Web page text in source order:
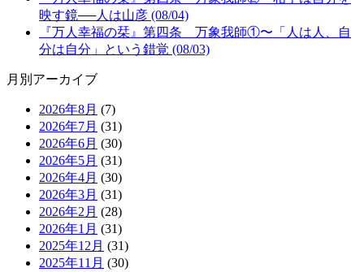
映す鏡──人は山彦 (08/04)
『万人幸福の栞』第四条 万象我師①〜「人は人、自
分は自分」という錯覚 (08/03)
月別アーカイブ
2026年8月 (7)
2026年7月 (31)
2026年6月 (30)
2026年5月 (31)
2026年4月 (30)
2026年3月 (31)
2026年2月 (28)
2026年1月 (31)
2025年12月 (31)
2025年11月 (30)